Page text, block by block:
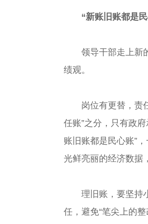
“新账旧账都是民
领导干部走上新的
绩观。
岗位有更替，责任
任账”之分，只有政
账旧账都是民心账”
光鲜亮丽的经济数据
理旧账，要坚持小
任，避免“笔尖上的